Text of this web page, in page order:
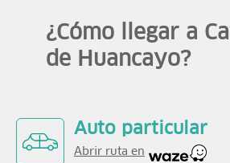
¿Cómo llegar a
de Huancayo?
Auto particular
Abrir ruta en